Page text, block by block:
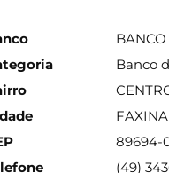
Banco
89694-
(49)